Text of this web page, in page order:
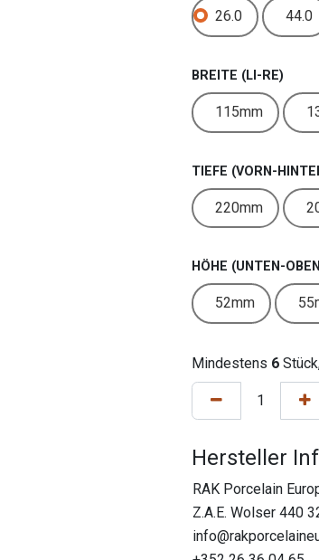
26.0 44.0
BREITE (LI-RE)
115mm
TIEFE (VORN-
220mm
HÖHE (UNTEN-
52mm
Mindestens 6
Hersteller
RAK Porcelain
Z.A.E. Wolser 440